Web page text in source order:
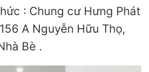
: Chung cư Hưng Phát
A Nguyễn Hữu Thọ,
Bè .